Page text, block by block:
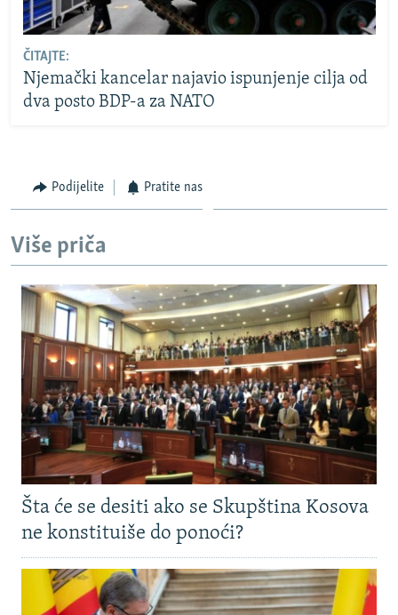
ČITAJTE:
Njemački kancelar najavio ispunjenje cilja od
dva posto BDP-a za NATO
Podijelite Pratite nas
Više priča
Šta će se desiti ako se Skupština Kosova
ne konstituiše do ponoći?